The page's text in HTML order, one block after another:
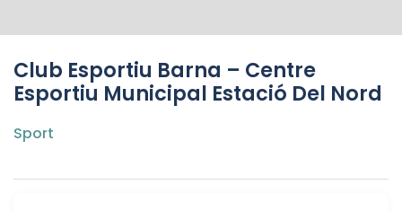
Club Esportiu Barna – Centre
Esportiu Municipal Estació Del Nord
Sport